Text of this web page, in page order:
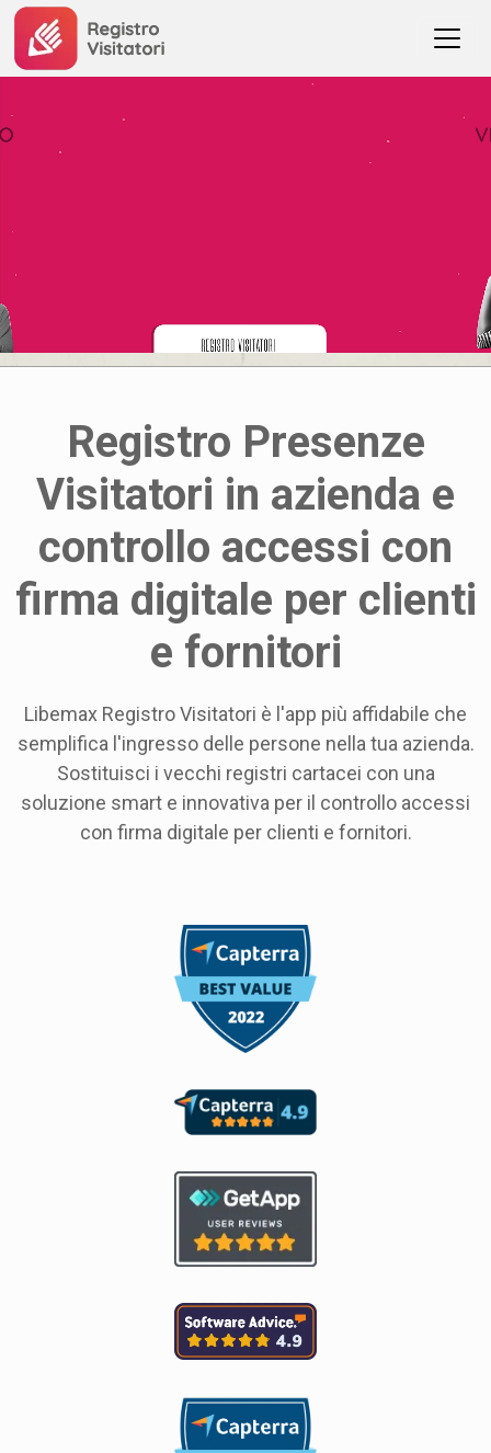
Registro Presenze
Visitatori in azienda e
controllo accessi con
firma digitale per clienti
e fornitori
Libemax Registro Visitatori è l'app più affidabile che
semplifica l'ingresso delle persone nella tua azienda.
Sostituisci i vecchi registri cartacei con una
soluzione smart e innovativa per il controllo accessi
con firma digitale per clienti e fornitori.